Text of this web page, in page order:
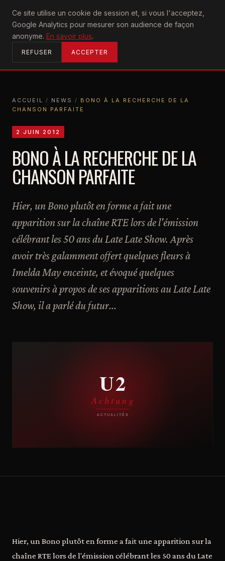
Ce site utilise un cookie de session et, si vous l'acceptez,
Google Analytics pour mesurer son audience de façon
anonyme. En savoir plus.
REFUSER ACCEPTER
U2achtung
ACCUEIL
ACCUEIL / NEWS / BONO À LA RECHERCHE DE LA
CHANSON PARFAITE
2 JUIN 2012
BONO À LA RECHERCHE DE LA
CHANSON PARFAITE
Hier, un Bono plutôt en forme a fait une
apparition sur la chaîne RTE lors de l'émission
célébrant les 50 ans du Late Late Show. Après
avoir très galamment offert quelques fleurs à
Imelda May enceinte, et évoqué quelques
souvenirs à propos de ses apparitions au Late Late
Show, il a parlé du futur...
Hier, un Bono plutôt en forme a fait une apparition sur la
chaîne RTE lors de l'émission célébrant les 50 ans du Late